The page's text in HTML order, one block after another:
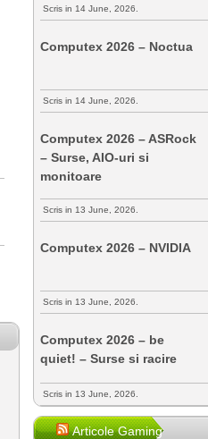
Scris in 14 June, 2026.
Computex 2026 – Noctua
Scris in 14 June, 2026.
Computex 2026 – ASRock
– Surse, AIO-uri si
monitoare
Scris in 13 June, 2026.
Computex 2026 – NVIDIA
Scris in 13 June, 2026.
Computex 2026 – be
quiet! – Surse si racire
Scris in 13 June, 2026.
Articole Gaming